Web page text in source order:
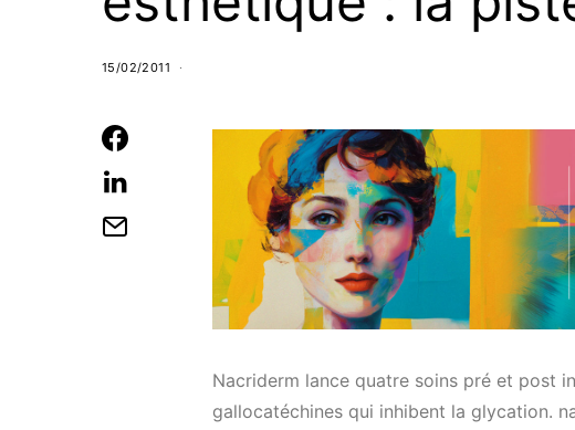
15/02/2011
Nacriderm lance quatre soins pré et post
gallocatéchines qui inhibent la glycation.